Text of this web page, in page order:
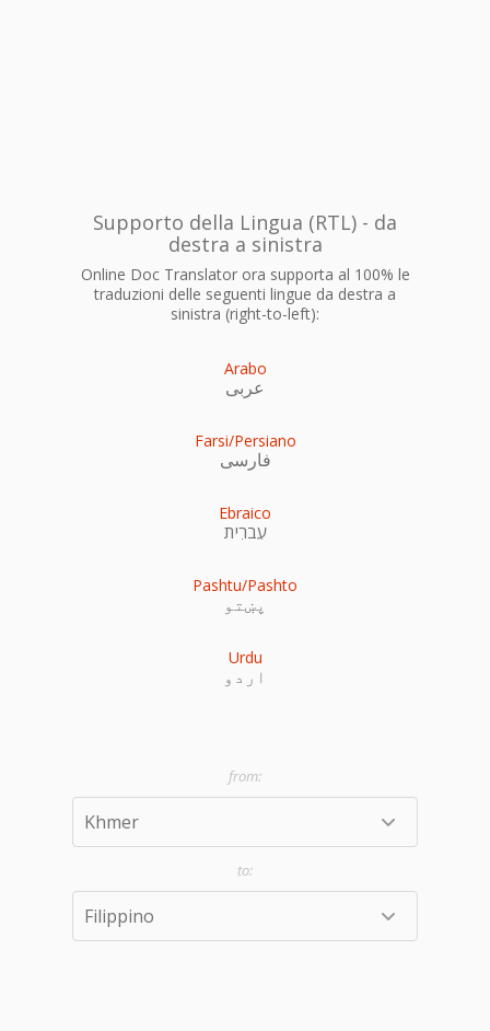
Supporto della Lingua (RTL) - da
destra a sinistra
Online Doc Translator ora supporta al 100% le
traduzioni delle seguenti lingue da destra a
sinistra (right-to-left):
Arabo
عربى
Farsi/Persiano
فارسی
Ebraico
עִברִית
Pashtu/Pashto
پښتو
Urdu
اردو